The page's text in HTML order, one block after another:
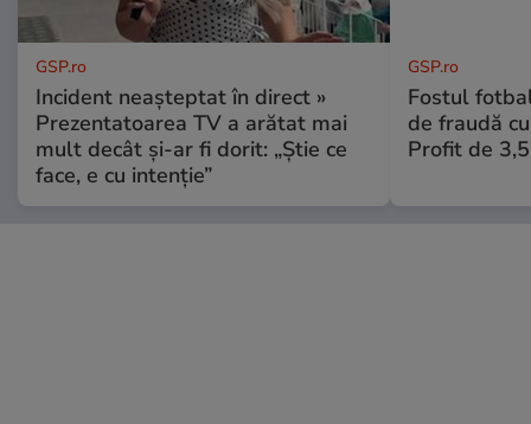
GSP.ro
Incident neașteptat în direct »
Prezentatoarea TV a arătat mai
mult decât și-ar fi dorit: „Știe ce
face, e cu intenție”
GSP.ro
Fostul
de fraudă
Profit de